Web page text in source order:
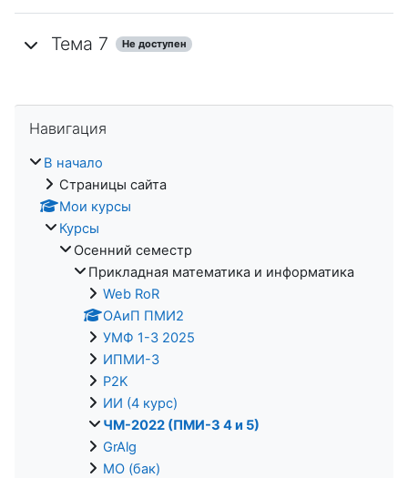
Тема 7 Не доступен
Навигация
В начало
Страницы сайта
Мои курсы
Курсы
Осенний семестр
Прикладная математика и информатика
Web RoR
ОАиП ПМИ2
УМФ 1-3 2025
ИПМИ-3
P2K
ИИ (4 курс)
ЧМ-2022 (ПМИ-3 4 и 5)
GrAlg
МО (бак)